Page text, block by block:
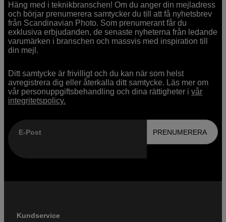
Häng med i teknikbranschen! Om du anger din mejladress
och börjar prenumerera samtycker du till att få nyhetsbrev
från Scandinavian Photo. Som prenumerant får du
exklusiva erbjudanden, de senaste nyheterna från ledande
varumärken i branschen och massvis med inspiration till
din mejl.
Ditt samtycke är frivilligt och du kan när som helst
avregistrera dig eller återkalla ditt samtycke. Läs mer om
vår personuppgiftsbehandling och dina rättigheter ivår
integritetspolicy.
E-Post PRENUMERERA
Kundservice